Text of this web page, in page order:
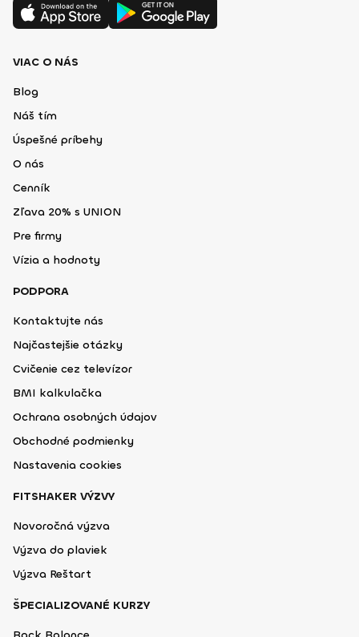
VIAC O NÁS
Blog
Náš tím
Úspešné príbehy
O nás
Cenník
Zľava 20% s UNION
Pre firmy
Vízia a hodnoty
PODPORA
Kontaktujte nás
Najčastejšie otázky
Cvičenie cez televízor
BMI kalkulačka
Ochrana osobných údajov
Obchodné podmienky
Nastavenia cookies
FITSHAKER VÝZVY
Novoročná výzva
Výzva do plaviek
Výzva Reštart
ŠPECIALIZOVANÉ KURZY